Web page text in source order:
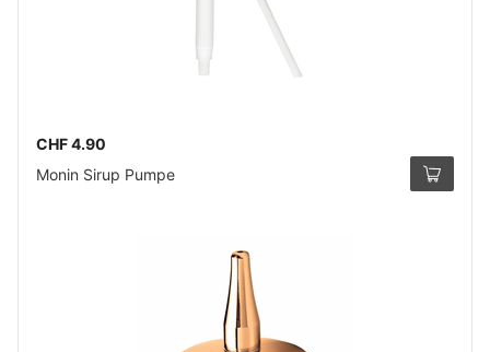
CHF 4.90
Monin Sirup Pumpe